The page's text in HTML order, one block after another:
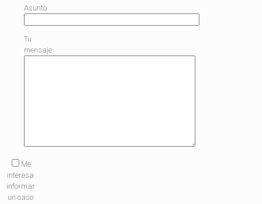
Asunto
Tu
mensaje
Me
interesa
informar
un caso